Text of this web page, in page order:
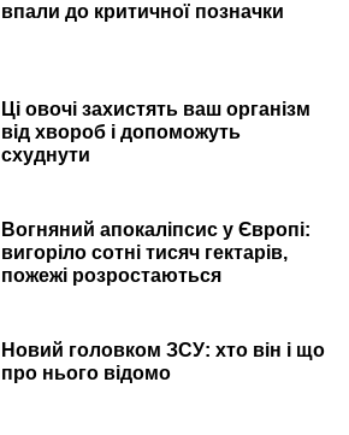
впали до критичної позначки
Ці овочі захистять ваш організм
від хвороб і допоможуть
схуднути
Вогняний апокаліпсис у Європі:
вигоріло сотні тисяч гектарів,
пожежі розростаються
Новий головком ЗСУ: хто він і що
про нього відомо